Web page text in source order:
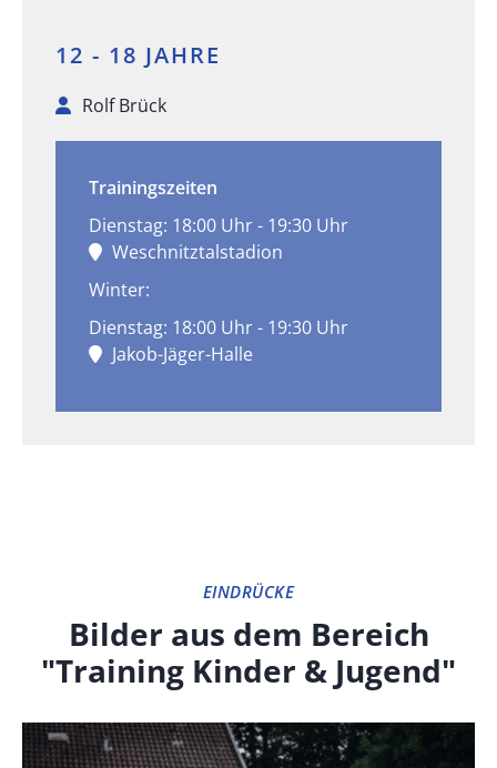
12 - 18 JAHRE
Rolf Brück
Trainingszeiten
Dienstag: 18:00 Uhr - 19:30 Uhr
Weschnitztalstadion
Winter:
Dienstag: 18:00 Uhr - 19:30 Uhr
Jakob-Jäger-Halle
EINDRÜCKE
Bilder aus dem Bereich
"Training Kinder & Jugend"